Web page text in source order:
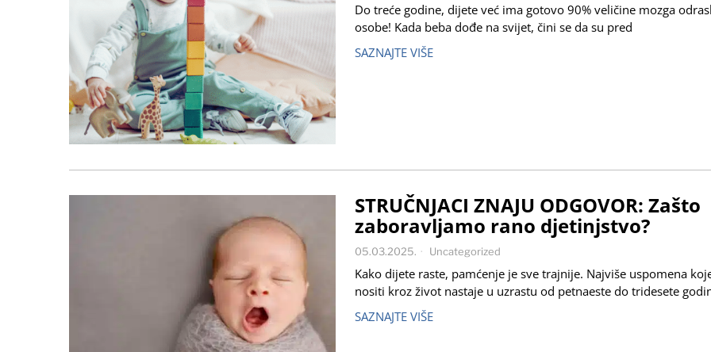
Do treće godine, dijete već ima gotovo 90% veličine mozga
osobe! Kada beba dođe na svijet, čini se da su pred
SAZNAJTE VIŠE
STRUČNJACI ZNAJU ODGOVOR: Zašto
zaboravljamo rano djetinjstvo?
05.03.2025. Uncategorized
Kako dijete raste, pamćenje je sve trajnije. Najviše uspomena
nositi kroz život nastaje u uzrastu od petnaeste do tridesete
SAZNAJTE VIŠE